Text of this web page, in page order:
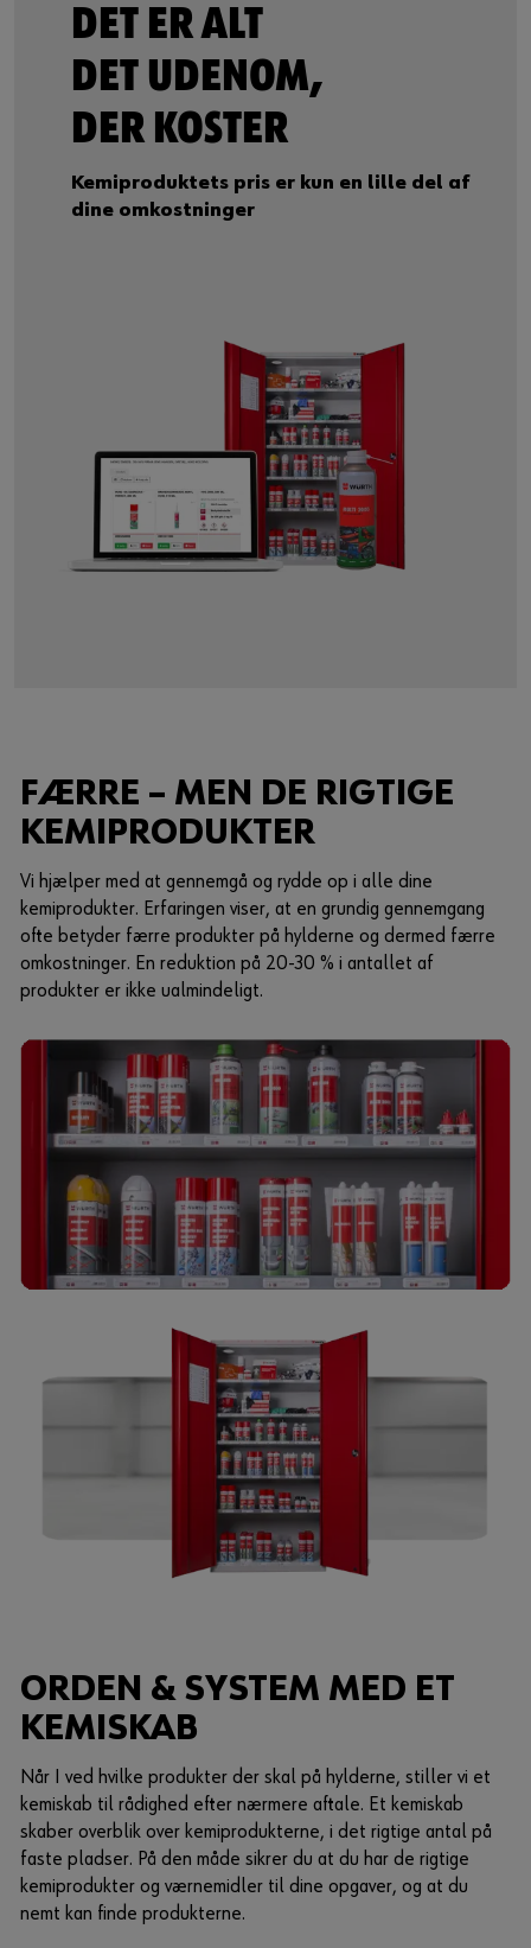
DET ER ALT
DET UDENOM,
DER KOSTER
Kemiproduktets pris er kun en lille del af
dine omkostninger
FÆRRE – MEN DE RIGTIGE
KEMIPRODUKTER
Vi hjælper med at gennemgå og rydde op i alle dine
kemiprodukter. Erfaringen viser, at en grundig gennemgang
ofte betyder færre produkter på hylderne og dermed færre
omkostninger. En reduktion på 20-30 % i antallet af
produkter er ikke ualmindeligt.
ORDEN & SYSTEM MED ET
KEMISKAB
Når I ved hvilke produkter der skal på hylderne, stiller vi et
kemiskab til rådighed efter nærmere aftale. Et kemiskab
skaber overblik over kemiprodukterne, i det rigtige antal på
faste pladser. På den måde sikrer du at du har de rigtige
kemiprodukter og værnemidler til dine opgaver, og at du
nemt kan finde produkterne.